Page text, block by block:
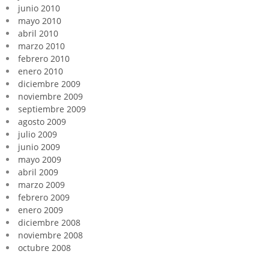
junio 2010
mayo 2010
abril 2010
marzo 2010
febrero 2010
enero 2010
diciembre 2009
noviembre 2009
septiembre 2009
agosto 2009
julio 2009
junio 2009
mayo 2009
abril 2009
marzo 2009
febrero 2009
enero 2009
diciembre 2008
noviembre 2008
octubre 2008